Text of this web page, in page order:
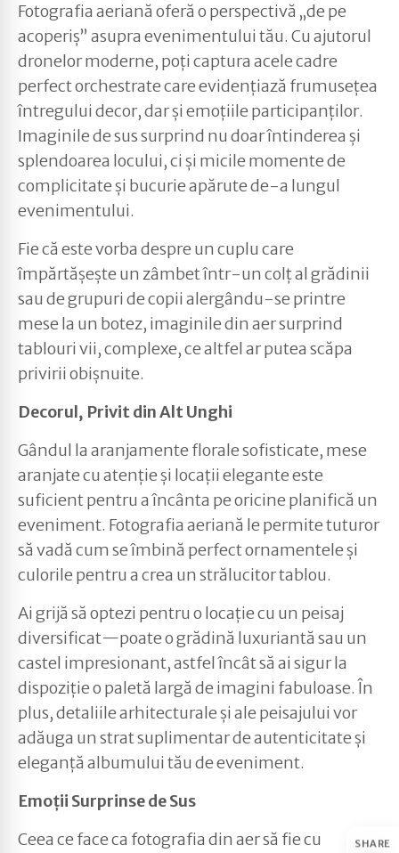
SHARE
Fotografia aeriană oferă o perspectivă „de pe
acoperiș” asupra evenimentului tău. Cu ajutorul
dronelor moderne, poți captura acele cadre
perfect orchestrate care evidențiază frumusețea
întregului decor, dar și emoțiile participanților.
Imaginile de sus surprind nu doar întinderea și
splendoarea locului, ci și micile momente de
complicitate și bucurie apărute de-a lungul
evenimentului.
Fie că este vorba despre un cuplu care
împărtășește un zâmbet într-un colț al grădinii
sau de grupuri de copii alergându-se printre
mese la un botez, imaginile din aer surprind
tablouri vii, complexe, ce altfel ar putea scăpa
privirii obișnuite.
Decorul, Privit din Alt Unghi
Gândul la aranjamente florale sofisticate, mese
aranjate cu atenție și locații elegante este
suficient pentru a încânta pe oricine planifică un
eveniment. Fotografia aeriană le permite tuturor
să vadă cum se îmbină perfect ornamentele și
culorile pentru a crea un strălucitor tablou.
Ai grijă să optezi pentru o locație cu un peisaj
diversificat—poate o grădină luxuriantă sau un
castel impresionant, astfel încât să ai sigur la
dispoziție o paletă largă de imagini fabuloase. În
plus, detaliile arhitecturale și ale peisajului vor
adăuga un strat suplimentar de autenticitate și
eleganță albumului tău de eveniment.
Emoții Surprinse de Sus
Ceea ce face ca fotografia din aer să fie cu